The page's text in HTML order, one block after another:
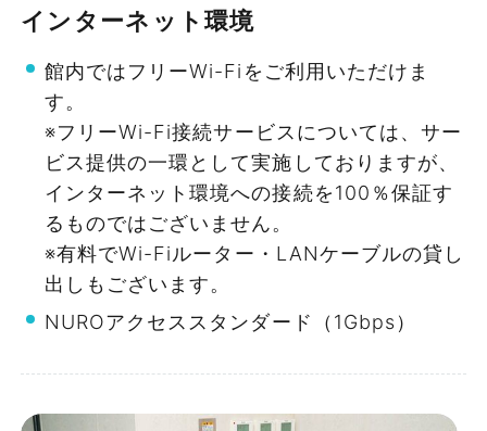
裕あるフロア設計で、快適な空間をご提供しま
す。また、バリアフリー対応で⾞椅⼦の⽅も快
適にご利⽤いただけます。
Eタイプ
から、F・Gタイプは60日前から、A～Eタ
イプは30日前から、レンタル備品はご利用
日の20日前からキャンセル料金が発生しま
す。
日程変更は原則1回のみとし、ご利用日から
前後1ヶ月以内の日程への変更のみ可能で
す。それ以降の日程への変更、及び2回目
は、差額に対してキャンセル料金が発生し
インターネット環境
館内ではフリーWi-Fiをご利用いただけま
す。
※フリーWi-Fi接続サービスについては、サー
ビス提供の一環として実施しておりますが、
インターネット環境への接続を100％保証す
るものではございません。
※有料でWi-Fiルーター・LANケーブルの貸し
出しもございます。
NUROアクセススタンダード（1Gbps）